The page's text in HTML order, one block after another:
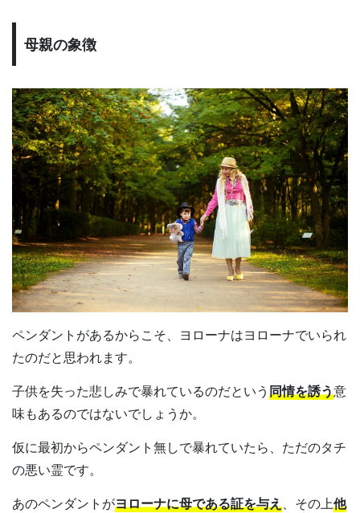
母親の象徴
ペンダントがあるからこそ、ヨローナはヨローナでいられ
たのだと思われます。
子供を失った悲しみで暴れているのだという同情を誘う意
味もあるのではないでしょうか。
仮に最初からペンダント無しで暴れていたら、ただのタチ
の悪い霊です。
あのペンダントがヨローナに母である証を与え、その上他